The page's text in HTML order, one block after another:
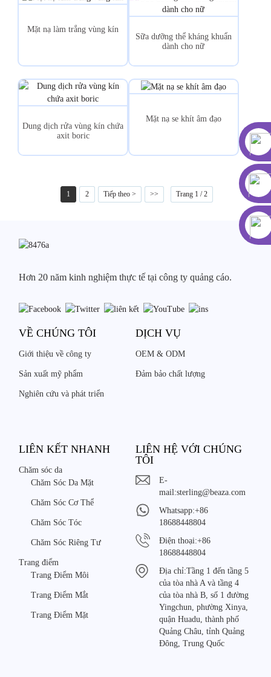
Mặt nạ làm trắng vùng kín
Sữa dưỡng thể kháng khuẩn
dành cho nữ
Dung dịch rửa vùng kín chứa
axit boric
Mặt nạ se khít âm đạo
1 2 Tiếp theo > >> Trang 1 / 2
Hơn 20 năm kinh nghiệm thực tế tại công ty quảng cáo.
VỀ CHÚNG TÔI
Giới thiệu về công ty
Sản xuất mỹ phẩm
Nghiên cứu và phát triển
DỊCH VỤ
OEM & ODM
Đảm bảo chất lượng
LIÊN KẾT NHANH
Chăm sóc da
Chăm Sóc Da Mặt
Chăm Sóc Cơ Thể
Chăm Sóc Tóc
Chăm Sóc Riêng Tư
Trang điểm
Trang Điểm Môi
Trang Điểm Mắt
Trang Điểm Mặt
LIÊN HỆ VỚI CHÚNG
TÔI
E-
mail:sterling@beaza.com
Whatsapp:+86
18688448804
Điện thoại:+86
18688448804
Địa chỉ:Tầng 1 đến tầng 5
của tòa nhà A và tầng 4
của tòa nhà B, số 1 đường
Yingchun, phường Xinya,
quận Huadu, thành phố
Quảng Châu, tỉnh Quảng
Đông, Trung Quốc